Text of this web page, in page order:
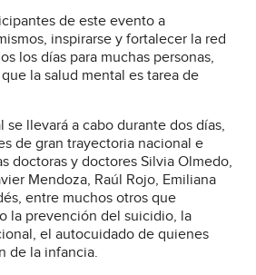
de este evento a
inspirarse y fortalecer la red
los días para muchas personas,
la salud mental es tarea de
se llevará a cabo durante dos días,
de gran trayectoria nacional e
doctoras y doctores Silvia Olmedo,
Mendoza, Raúl Rojo, Emiliana
entre muchos otros que
la prevención del suicidio, la
el autocuidado de quienes
de la infancia.